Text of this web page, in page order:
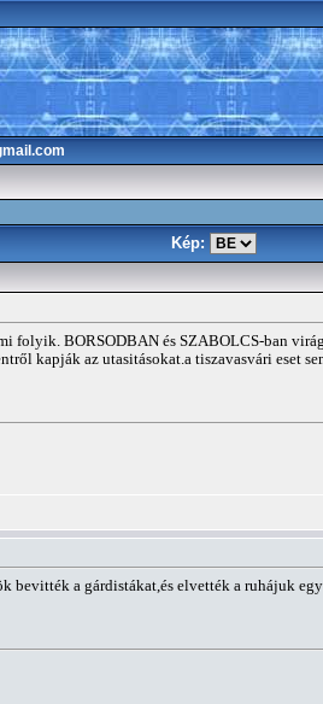
Kép:
folyik. BORSODBAN és SZABOLCS-ban
kapják az utasitásokat.a tiszavasvári eset
bevitték a gárdistákat,és elvették a ruhájuk